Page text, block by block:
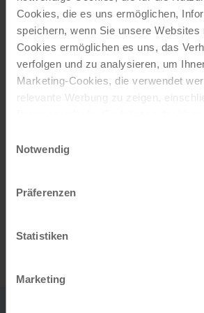
Cookies, die es uns ermöglichen,
speichern, wenn Sie unsere
Cookies ermöglichen es uns, das
verfolgen und zu analysieren, um
Marketing-Cookies, die verwendet
relevante Werbung zu zeigen,
entscheiden, nur notwendige
Impressum
Notwendig
Präferenzen
Statistiken
Marketing
Momente!
Mit einem
immer das passende